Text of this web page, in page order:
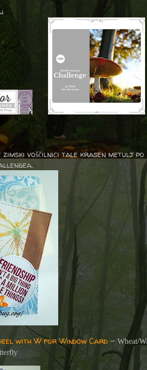
voščilnici tale krasen metulj po
with W for Window Card-Wheat/